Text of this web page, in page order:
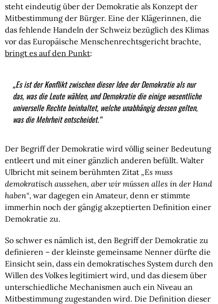
steht eindeutig über der Demokratie als Konzept der
Mitbestimmung der Bürger. Eine der Klägerinnen, die
das fehlende Handeln der Schweiz bezüglich des Klimas
vor das Europäische Menschenrechtsgericht brachte,
bringt es auf den Punkt:
„Es ist der Konflikt zwischen dieser Idee der Demokratie als nur
das, was die Leute wählen, und Demokratie die einige wesentliche
universelle Rechte beinhaltet, welche unabhängig dessen gelten,
was die Mehrheit entscheidet.“
Der Begriff der Demokratie wird völlig seiner Bedeutung
entleert und mit einer gänzlich anderen befüllt. Walter
Ulbricht mit seinem berühmten Zitat „Es muss
demokratisch aussehen, aber wir müssen alles in der Hand
haben“, war dagegen ein Amateur, denn er stimmte
immerhin noch der gängig akzeptierten Definition einer
Demokratie zu.
So schwer es nämlich ist, den Begriff der Demokratie zu
definieren – der kleinste gemeinsame Nenner dürfte die
Einsicht sein, dass ein demokratisches System durch den
Willen des Volkes legitimiert wird, und das diesem über
unterschiedliche Mechanismen auch ein Niveau an
Mitbestimmung zugestanden wird. Die Definition dieser